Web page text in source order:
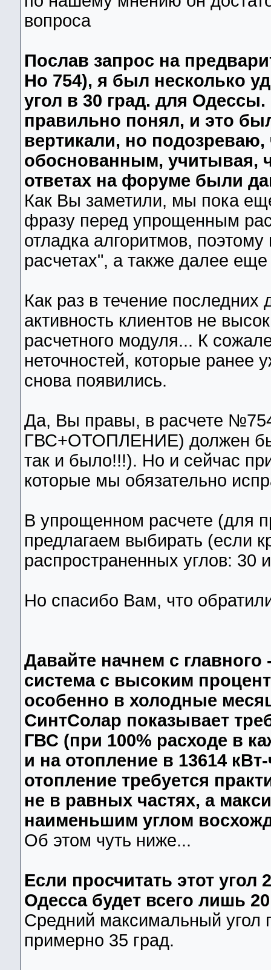
вопроса
Послав запрос на
Но 754), я был несколько
угол в 30 град. для
правильно понял, и это
вертикали, но
обоснованным, учитывая,
ответах на форуме были
Как Вы заметили, мы пока
фразу перед упрощенным
отладка алгоритмов,
расчетах", а также далее
Как раз в течение последних
активность клиентов не
расчетного модуля... К
неточностей, которые ранее
снова появились.
Да, Вы правы, в расчете
ГВС+ОТОПЛЕНИЕ) должен
так и было!!!). Но и сейчас
которые мы обязательно
В упрощенном расчете (для
предлагаем выбирать (если
распространенных углов: 30
Но спасибо Вам, что
Давайте начнем с
система с высоким
особенно в холодные
СинтСолар показывает
ГВС (при 100% расходе в
и на отопление в 13614
отопление требуется
не в равных частях, а
наименьшим углом
Об этом чуть ниже...
Если просчитать этот угол
Одесса будет всего лишь
Средний максимальный угол
примерно 35 град.